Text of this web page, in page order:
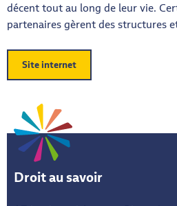
décent tout au long de leur vie.
partenaires gèrent des structures
Site internet
Droit au savoir